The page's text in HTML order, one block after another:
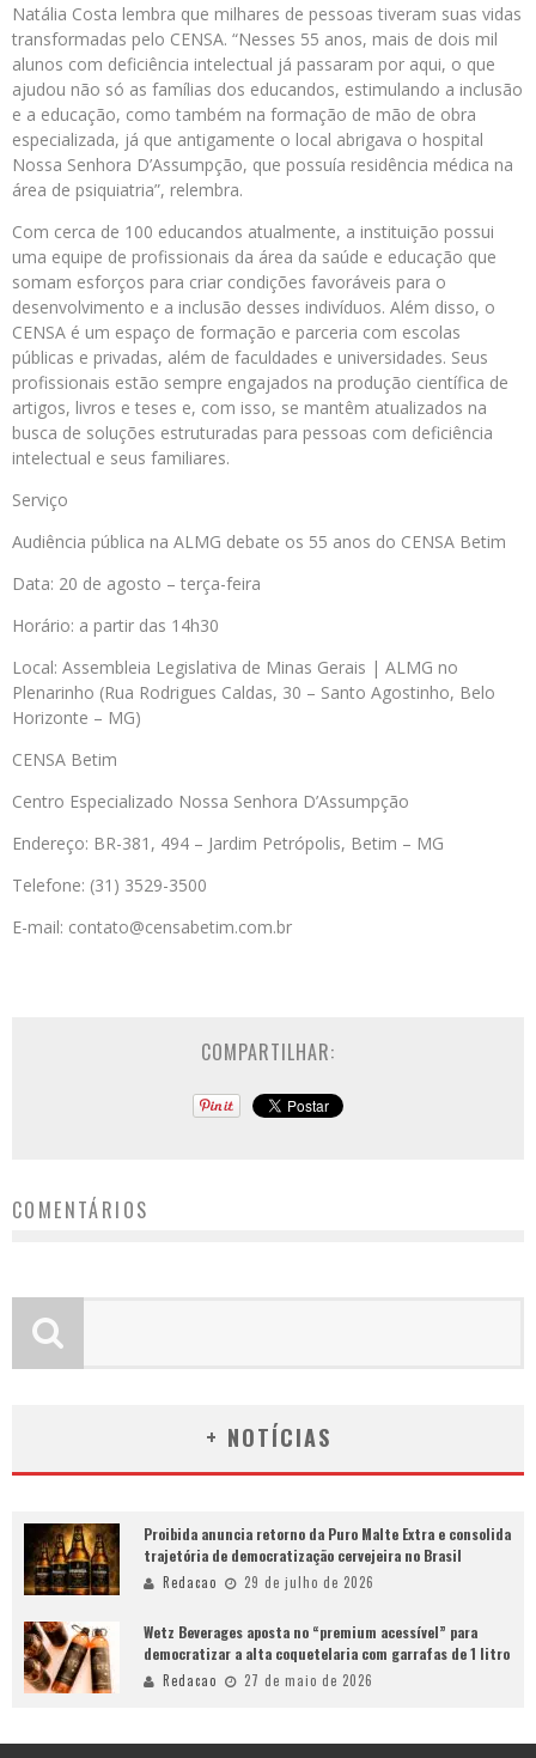
Natália Costa lembra que milhares de pessoas tiveram suas vidas
transformadas pelo CENSA. “Nesses 55 anos, mais de dois mil
alunos com deficiência intelectual já passaram por aqui, o que
ajudou não só as famílias dos educandos, estimulando a inclusão
e a educação, como também na formação de mão de obra
especializada, já que antigamente o local abrigava o hospital
Nossa Senhora D’Assumpção, que possuía residência médica na
área de psiquiatria”, relembra.
Com cerca de 100 educandos atualmente, a instituição possui
uma equipe de profissionais da área da saúde e educação que
somam esforços para criar condições favoráveis para o
desenvolvimento e a inclusão desses indivíduos. Além disso, o
CENSA é um espaço de formação e parceria com escolas
públicas e privadas, além de faculdades e universidades. Seus
profissionais estão sempre engajados na produção científica de
artigos, livros e teses e, com isso, se mantêm atualizados na
busca de soluções estruturadas para pessoas com deficiência
intelectual e seus familiares.
Serviço
Audiência pública na ALMG debate os 55 anos do CENSA Betim
Data: 20 de agosto – terça-feira
Horário: a partir das 14h30
Local: Assembleia Legislativa de Minas Gerais | ALMG no
Plenarinho (Rua Rodrigues Caldas, 30 – Santo Agostinho, Belo
Horizonte – MG)
CENSA Betim
Centro Especializado Nossa Senhora D’Assumpção
Endereço: BR-381, 494 – Jardim Petrópolis, Betim – MG
Telefone: (31) 3529-3500
E-mail: contato@censabetim.com.br
COMPARTILHAR:
COMENTÁRIOS
+ NOTÍCIAS
Proibida anuncia retorno da Puro Malte Extra e consolida
trajetória de democratização cervejeira no Brasil
Redacao 29 de julho de 2026
Wetz Beverages aposta no “premium acessível” para
democratizar a alta coquetelaria com garrafas de 1 litro
Redacao 27 de maio de 2026